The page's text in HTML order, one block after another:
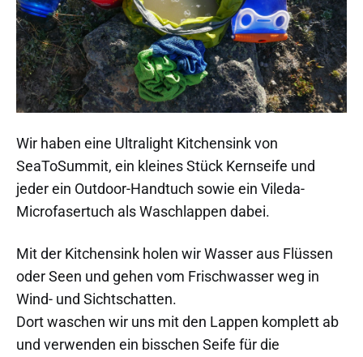
Wir haben eine Ultralight Kitchensink von
SeaToSummit, ein kleines Stück Kernseife und
jeder ein Outdoor-Handtuch sowie ein Vileda-
Microfasertuch als Waschlappen dabei.
Mit der Kitchensink holen wir Wasser aus Flüssen
oder Seen und gehen vom Frischwasser weg in
Wind- und Sichtschatten.
Dort waschen wir uns mit den Lappen komplett ab
und verwenden ein bisschen Seife für die